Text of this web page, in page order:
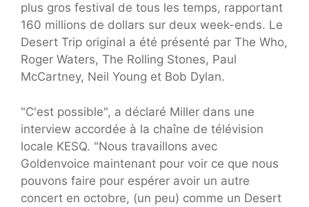
plus gros festival de tous les temps, rapportant
160 millions de dollars sur deux week-ends. Le
Desert Trip original a été présenté par The Who,
Roger Waters, The Rolling Stones, Paul
McCartney, Neil Young et Bob Dylan.
"C'est possible", a déclaré Miller dans une
interview accordée à la chaîne de télévision
locale KESQ. "Nous travaillons avec
Goldenvoice maintenant pour voir ce que nous
pouvons faire pour espérer avoir un autre
concert en octobre, (un peu) comme un Desert